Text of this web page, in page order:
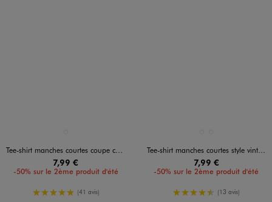
Tee-shirt manches courtes coupe courte fille
7,99 €
-50% sur le 2ème produit d'été
5/5 de moyenne
(41 avis)
Tee-shirt manches courtes style vintage fille
7,99 €
-50% sur le 2ème produit d'été
4.5/5 de moyenne
(13 avis)